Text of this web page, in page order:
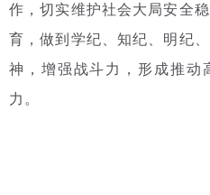
作，切实维护社会大局安全
育，做到学纪、知纪、明纪
神，增强战斗力，形成推动
力。